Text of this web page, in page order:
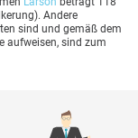
Andere
sind und gemäß dem
aufweisen, sind zum